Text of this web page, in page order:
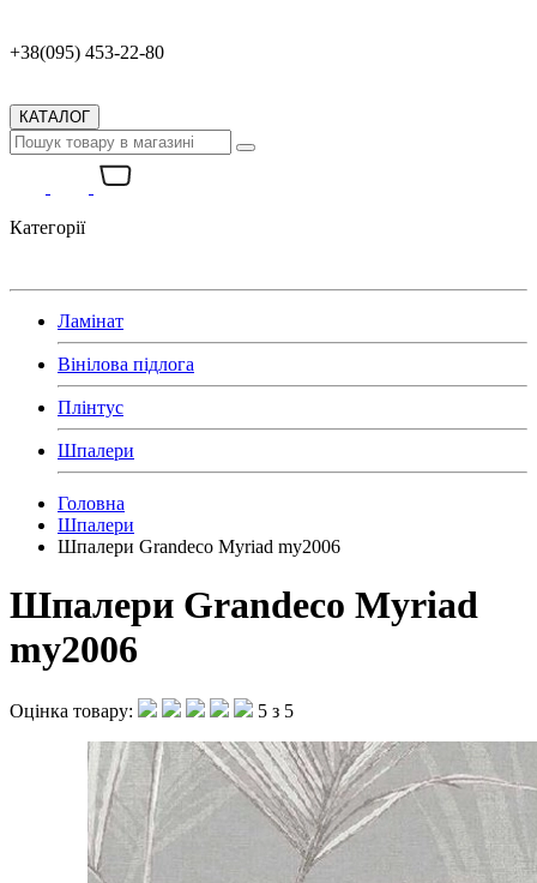
+38(095) 453-22-80
КАТАЛОГ
Категорії
Ламінат
Вінілова підлога
Плінтус
Шпалери
Головна
Шпалери
Шпалери Grandeco Myriad my2006
Шпалери Grandeco Myriad
my2006
Оцінка товару: 5 з 5